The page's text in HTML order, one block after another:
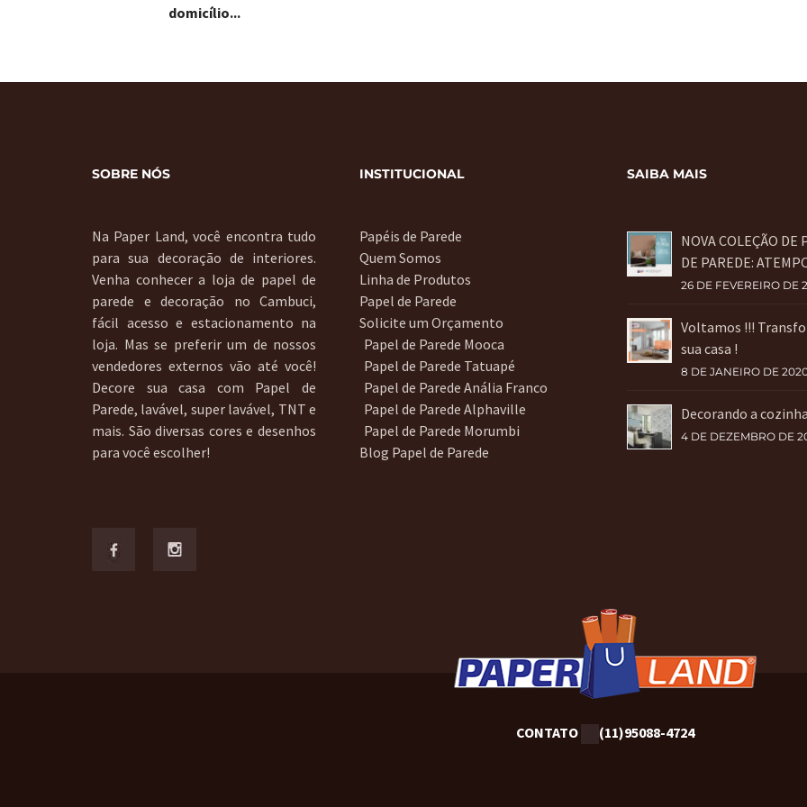
domicílio...
SOBRE NÓS
Na Paper Land, você encontra tudo
para sua decoração de interiores.
Venha conhecer a loja de papel de
parede e decoração no Cambuci,
fácil acesso e estacionamento na
loja. Mas se preferir um de nossos
vendedores externos vão até você!
Decore sua casa com Papel de
Parede, lavável, super lavável, TNT e
mais. São diversas cores e desenhos
para você escolher!
INSTITUCIONAL
Papéis de Parede
Quem Somos
Linha de Produtos
Papel de Parede
Solicite um Orçamento
Papel de Parede Mooca
Papel de Parede Tatuapé
Papel de Parede Anália Franco
Papel de Parede Alphaville
Papel de Parede Morumbi
Blog Papel de Parede
SAIBA MAIS
NOVA COLEÇÃO DE
DE PAREDE:
26 DE FEVEREIRO DE
Voltamos !!!
sua casa !
8 DE JANEIRO DE
Decorando a cozinha
4 DE DEZEMBRO DE
CONTATO (11)95088-4724